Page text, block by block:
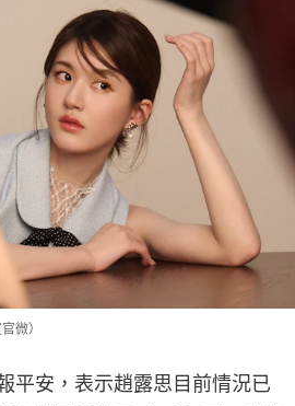
微）
平安，表示趙露思目前情況已